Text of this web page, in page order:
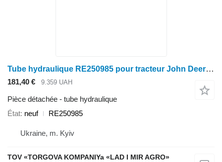
Tube hydraulique RE250985 pour tracteur John Deere 8030: 8130, 8230, 8330
181,40 € 9.359 UAH
Pièce détachée - tube hydraulique
État neuf RE250985
Ukraine, m. Kyiv
TOV «TORGOVA KOMPANIYa «LAD I MIR AGRO»